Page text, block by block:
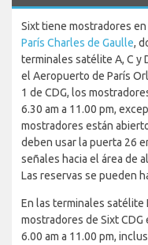
Sixt tiene mostradores
París Charles de Gaulle,
terminales satélite A, C y
el Aeropuerto de París
1 de CDG, los
6.30 am a 11.00 pm,
mostradores están
deben usar la puerta 26
señales hacia el área de
Las reservas se pueden
En las terminales satélite
mostradores de Sixt
6.00 am a 11.00 pm,